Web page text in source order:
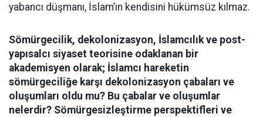
yabancı düşmanı, İslam’ın kendisini hükümsüz kılmaz.
Sömürgecilik, dekolonizasyon, İslamcılık ve post-
yapısalcı siyaset teorisine odaklanan bir
akademisyen olarak; İslamcı hareketin
sömürgeciliğe karşı dekolonizasyon çabaları ve
oluşumları oldu mu? Bu çabalar ve oluşumlar
nelerdir? Sömürgesizleştirme perspektifleri ve